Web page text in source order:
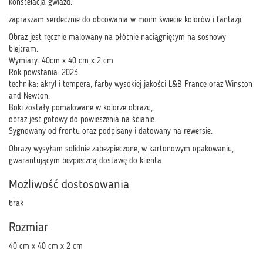
konstelacja gwiazd.
zapraszam serdecznie do obcowania w moim świecie kolorów i fantazji.
Obraz jest ręcznie malowany na płótnie naciągniętym na sosnowy
blejtram.
Wymiary: 40cm x 40 cm x 2 cm
Rok powstania: 2023
technika: akryl i tempera, farby wysokiej jakości L&B France oraz Winston
and Newton.
Boki zostały pomalowane w kolorze obrazu,
obraz jest gotowy do powieszenia na ścianie.
Sygnowany od frontu oraz podpisany i datowany na rewersie.
Obrazy wysyłam solidnie zabezpieczone, w kartonowym opakowaniu,
gwarantującym bezpieczną dostawę do klienta.
Możliwość dostosowania
brak
Rozmiar
40 cm x 40 cm x 2 cm